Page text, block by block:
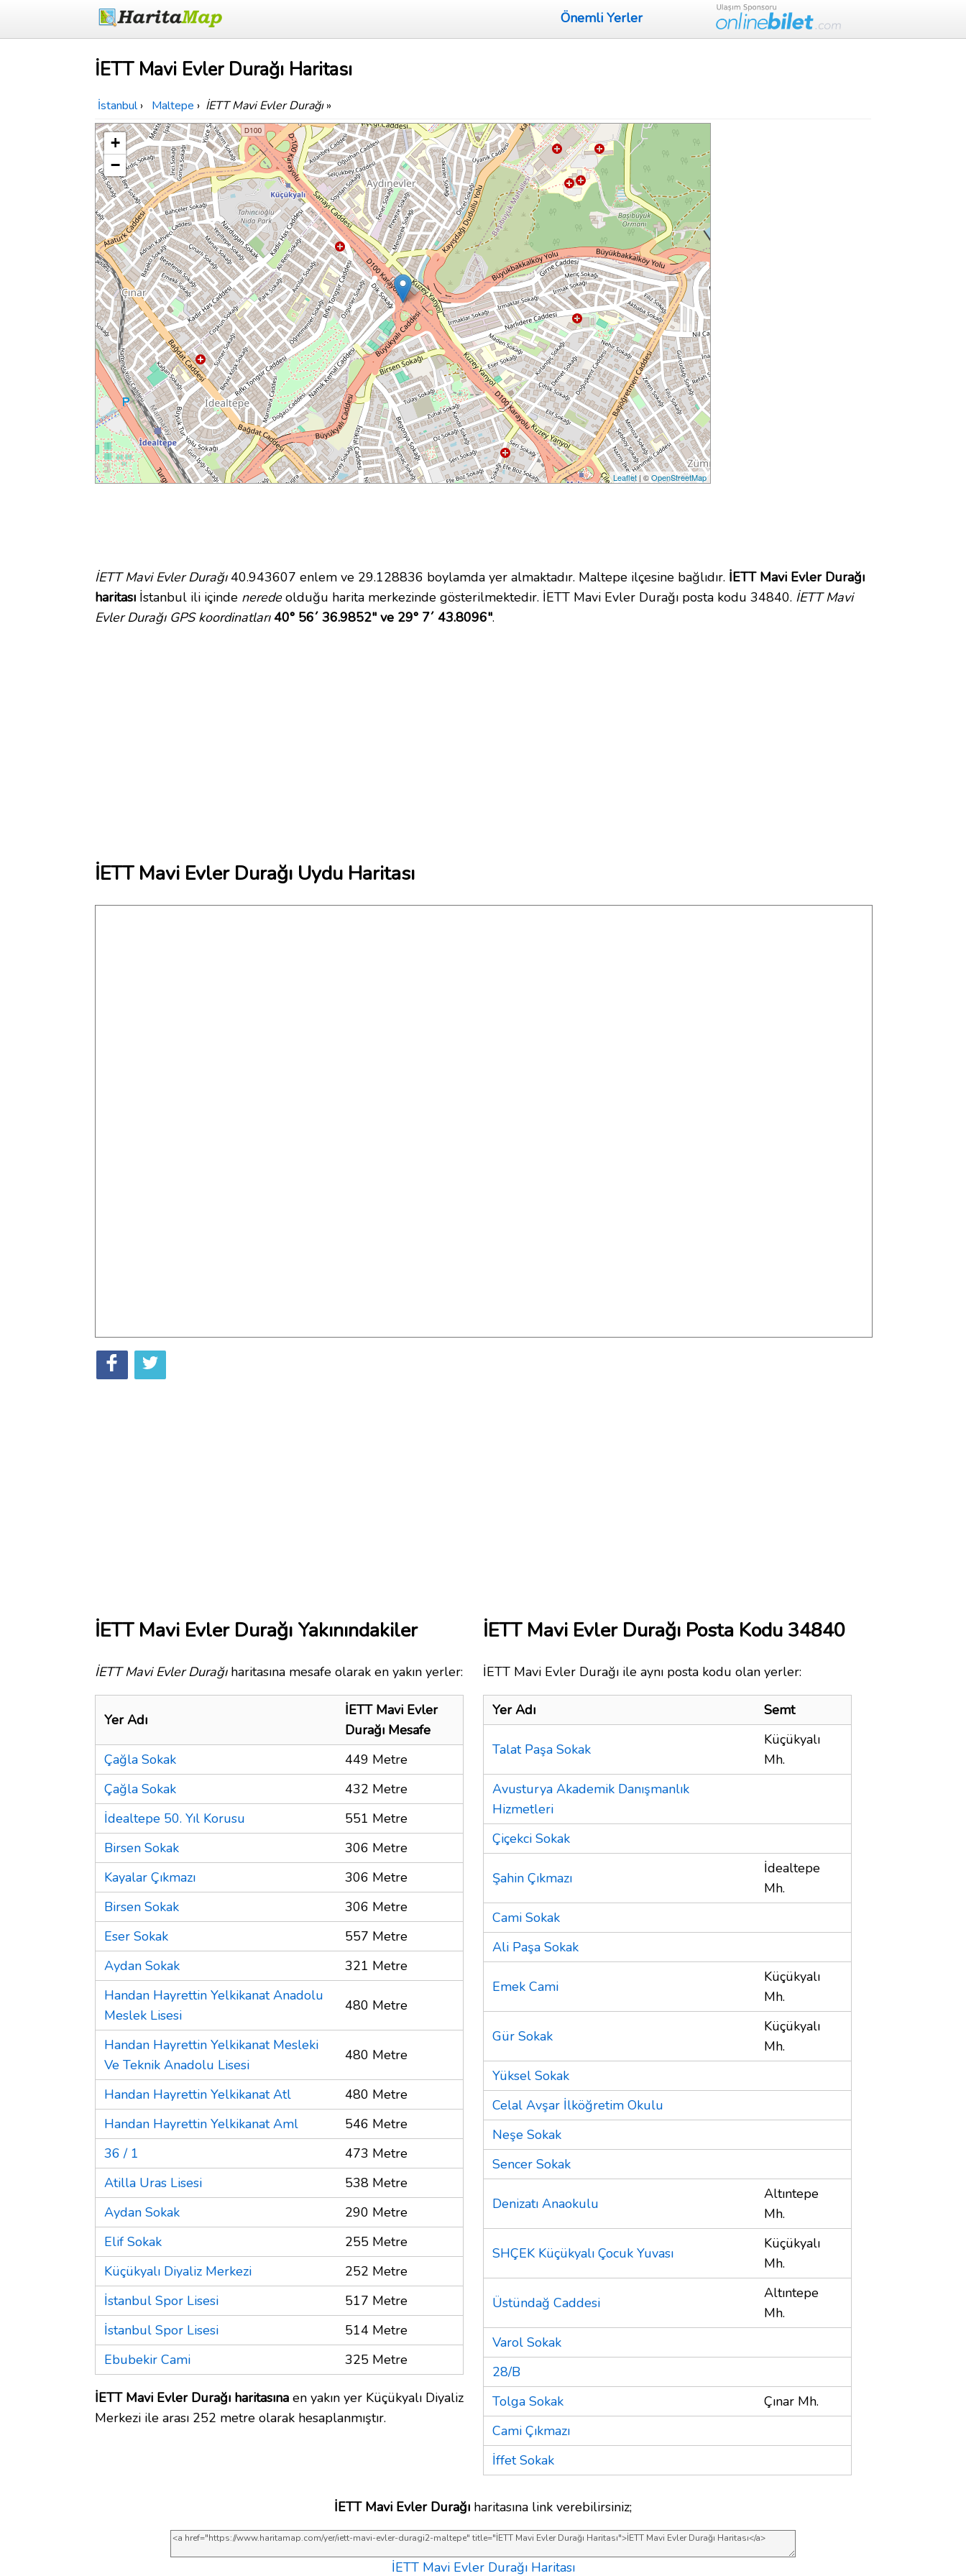
Önemli Yerler
İETT Mavi Evler Durağı Haritası
İstanbul › Maltepe › İETT Mavi Evler Durağı»
+
−
Leaflet | ©OpenStreetMap
İETT Mavi Evler Durağı40.943607 enlem ve 29.128836 boylamda yer almaktadır. Maltepe ilçesine bağlıdır. İETT Mavi Evler Durağı
haritası İstanbul ili içinde neredeolduğu harita merkezinde gösterilmektedir. İETT Mavi Evler Durağı posta kodu 34840. İETT Mavi
Evler Durağı GPS koordinatları 40° 56´ 36.9852" ve 29° 7´ 43.8096".
İETT Mavi Evler Durağı Uydu Haritası
İETT Mavi Evler Durağı Yakınındakiler
İETT Mavi Evler Durağıharitasına mesafe olarak en yakın yerler:
Yer Adı
İETT Mavi Evler
Durağı Mesafe
Çağla Sokak
449 Metre
Çağla Sokak
432 Metre
İdealtepe 50. Yıl Korusu
551 Metre
Birsen Sokak
306 Metre
Kayalar Çıkmazı
306 Metre
Birsen Sokak
306 Metre
Eser Sokak
557 Metre
Aydan Sokak
321 Metre
Handan Hayrettin Yelkikanat Anadolu
Meslek Lisesi
480 Metre
Handan Hayrettin Yelkikanat Mesleki
Ve Teknik Anadolu Lisesi
480 Metre
Handan Hayrettin Yelkikanat Atl
480 Metre
Handan Hayrettin Yelkikanat Aml
546 Metre
36 / 1
473 Metre
Atilla Uras Lisesi
538 Metre
Aydan Sokak
290 Metre
Elif Sokak
255 Metre
Küçükyalı Diyaliz Merkezi
252 Metre
İstanbul Spor Lisesi
517 Metre
İstanbul Spor Lisesi
514 Metre
Ebubekir Cami
325 Metre
İETT Mavi Evler Durağı haritasına en yakın yer Küçükyalı Diyaliz
Merkezi ile arası 252 metre olarak hesaplanmıştır.
İETT Mavi Evler Durağı Posta Kodu 34840
İETT Mavi Evler Durağı ile aynı posta kodu olan yerler:
Yer Adı Semt
Talat Paşa Sokak
Küçükyalı
Mh.
Avusturya Akademik Danışmanlık
Hizmetleri
Çiçekci Sokak
Şahin Çıkmazı
İdealtepe
Mh.
Cami Sokak
Ali Paşa Sokak
Emek Cami
Küçükyalı
Mh.
Gür Sokak
Küçükyalı
Mh.
Yüksel Sokak
Celal Avşar İlköğretim Okulu
Neşe Sokak
Sencer Sokak
Denizatı Anaokulu
Altıntepe
Mh.
SHÇEK Küçükyalı Çocuk Yuvası
Küçükyalı
Mh.
Üstündağ Caddesi
Altıntepe
Mh.
Varol Sokak
28/B
Tolga Sokak
Çınar Mh.
Cami Çıkmazı
İffet Sokak
İETT Mavi Evler Durağı haritasına link verebilirsiniz;
İETT Mavi Evler Durağı Haritası